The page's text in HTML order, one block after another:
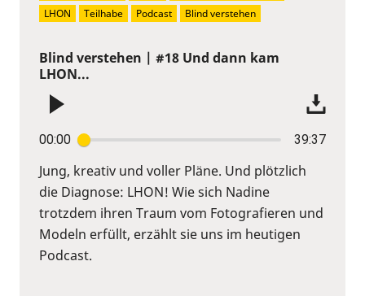
Blind verstehen | #18 Und dann kam
LHON...
00:00 39:37
Jung, kreativ und voller Pläne. Und plötzlich
die Diagnose: LHON! Wie sich Nadine
trotzdem ihren Traum vom Fotografieren und
Modeln erfüllt, erzählt sie uns im heutigen
Podcast.
LHON
Teilhabe Podcast Blind verstehen